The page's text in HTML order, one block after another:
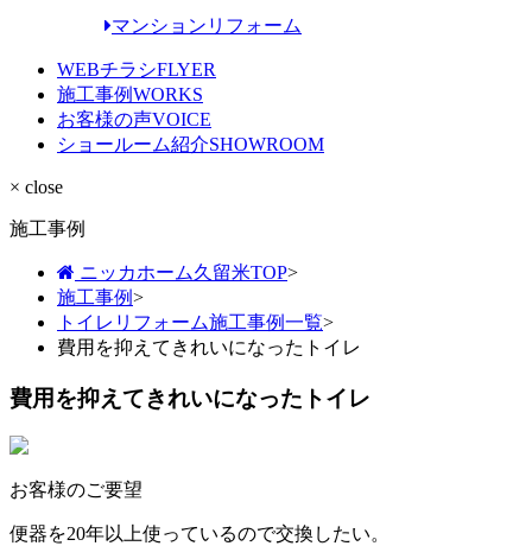
マンションリフォーム
WEBチラシFLYER
施工事例WORKS
お客様の声VOICE
ショールーム紹介SHOWROOM
× close
施工事例
ニッカホーム久留米TOP>
施工事例>
トイレリフォーム施工事例一覧>
費用を抑えてきれいになったトイレ
費用を抑えてきれいになったトイレ
お客様のご要望
便器を20年以上使っているので交換したい。